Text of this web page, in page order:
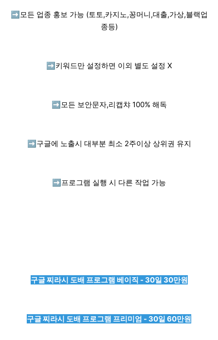
➡️ 모든 업종 홍보 가능 (토토,카지노,꽁머니,대출,가상,블랙업
종등)
➡️ 키워드만 설정하면 이외 별도 설정 X
➡️ 모든 보안문자,리캡챠 100% 해독
➡️ 구글에 노출시 대부분 최소 2주이상 상위권 유지
➡️ 프로그램 실행 시 다른 작업 가능
구글 찌라시 도배 프로그램 베이직 - 30일 30만원
구글 찌라시 도배 프로그램 프리미엄 - 30일 60만원